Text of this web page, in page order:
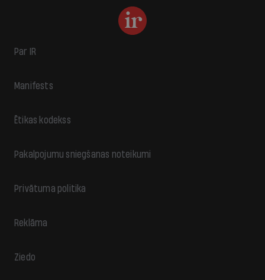
Par IR
Manifests
Ētikas kodekss
Pakalpojumu sniegšanas noteikumi
Privātuma politika
Reklāma
Ziedo